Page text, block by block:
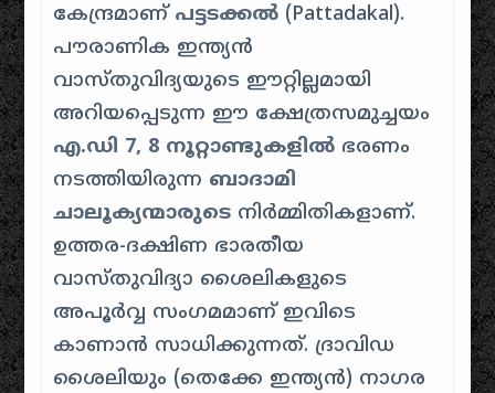
കേന്ദ്രമാണ് പട്ടടക്കൽ (Pattadakal).
പൗരാണിക ഇന്ത്യൻ
വാസ്തുവിദ്യയുടെ ഈറ്റില്ലമായി
അറിയപ്പെടുന്ന ഈ ക്ഷേത്രസമുച്ചയം
എ.ഡി 7, 8 നൂറ്റാണ്ടുകളിൽ ഭരണം
നടത്തിയിരുന്ന ബാദാമി
ചാലൂക്യന്മാരുടെ നിർമ്മിതികളാണ്.
ഉത്തര-ദക്ഷിണ ഭാരതീയ
വാസ്തുവിദ്യാ ശൈലികളുടെ
അപൂർവ്വ സംഗമമാണ് ഇവിടെ
കാണാൻ സാധിക്കുന്നത്. ദ്രാവിഡ
ശൈലിയും (തെക്കേ ഇന്ത്യൻ) നാഗര